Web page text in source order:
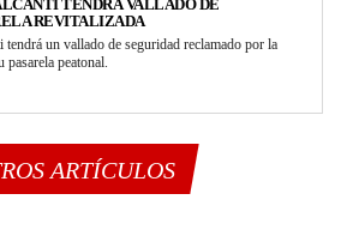
TENDRÁ VALLADO DE
REVITALIZADA
tendrá un vallado de seguridad reclamado por la
pasarela peatonal.
ARTÍCULOS